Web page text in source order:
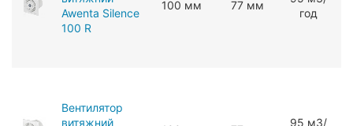
Awenta Silence
100 R
100 мм 77 мм
год
Вентилятор
витяжний
95 мЗ/